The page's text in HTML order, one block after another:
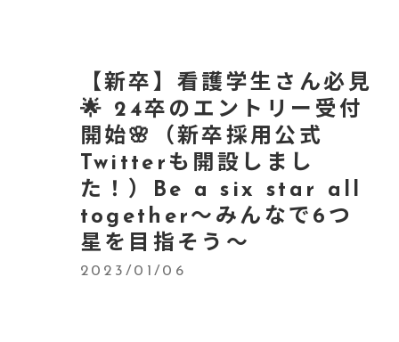
【新卒】看護学生さん必見
🌟 24卒のエントリー受付
開始🌸（新卒採用公式
Twitterも開設しまし
た！）Be a six star all
together～みんなで6つ
星を目指そう～
2023/01/06